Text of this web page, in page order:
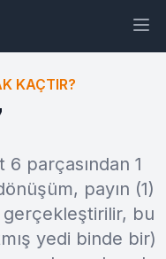
1/6 ondalık olarak kaçtır?
KAÇTIR?
parçasından 1
payın (1)
bu
yedi binde bir)